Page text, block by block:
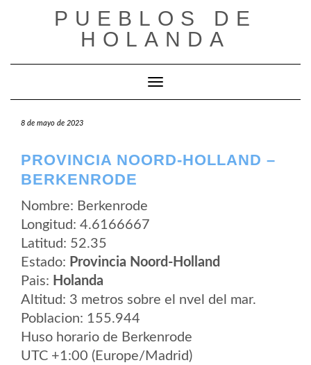
PUEBLOS DE
HOLANDA
Cambiar modo de navegación
8 de mayo de 2023
PROVINCIA NOORD-HOLLAND –
BERKENRODE
Nombre: Berkenrode
Longitud: 4.6166667
Latitud: 52.35
Estado: Provincia Noord-Holland
Pais: Holanda
Altitud: 3 metros sobre el nvel del mar.
Poblacion: 155.944
Huso horario de Berkenrode
UTC +1:00 (Europe/Madrid)